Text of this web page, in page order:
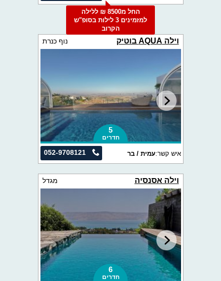
החל מ8500 ₪ ללילה
למזמינים 3 לילות בסופ"ש
הקרוב
וילה AQUA בוטיק נוף כנרת
5
חדרים
052-9708121 איש קשר:עמית / בר
וילה אסנסיה מגדל
6
חדרים